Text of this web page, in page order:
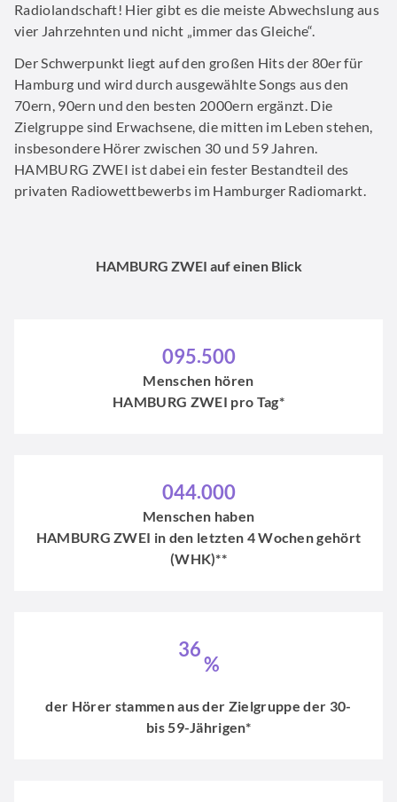
Radiolandschaft! Hier gibt es die meiste Abwechslung aus
vier Jahrzehnten und nicht „immer das Gleiche“.
Der Schwerpunkt liegt auf den großen Hits der 80er für
Hamburg und wird durch ausgewählte Songs aus den
70ern, 90ern und den besten 2000ern ergänzt. Die
Zielgruppe sind Erwachsene, die mitten im Leben stehen,
insbesondere Hörer zwischen 30 und 59 Jahren.
HAMBURG ZWEI ist dabei ein fester Bestandteil des
privaten Radiowettbewerbs im Hamburger Radiomarkt.
HAMBURG ZWEI auf einen Blick
095.500
Menschen hören
HAMBURG ZWEI pro Tag*
044.000
Menschen haben
HAMBURG ZWEI in den letzten 4 Wochen gehört
(WHK)**
36
%
der Hörer stammen aus der Zielgruppe der 30-
bis 59-Jährigen*